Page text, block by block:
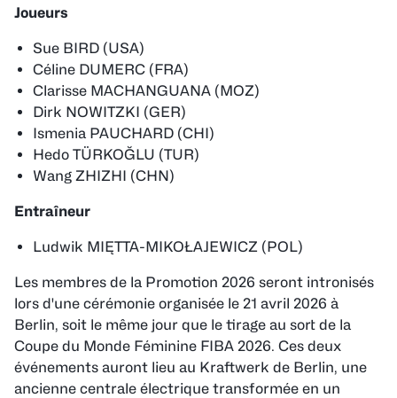
Joueurs
Sue BIRD (USA)
Céline DUMERC (FRA)
Clarisse MACHANGUANA (MOZ)
Dirk NOWITZKI (GER)
Ismenia PAUCHARD (CHI)
Hedo TÜRKOĞLU (TUR)
Wang ZHIZHI (CHN)
Entraîneur
Ludwik MIĘTTA-MIKOŁAJEWICZ (POL)
Les membres de la Promotion 2026 seront intronisés
lors d'une cérémonie organisée le 21 avril 2026 à
Berlin, soit le même jour que le tirage au sort de la
Coupe du Monde Féminine FIBA 2026. Ces deux
événements auront lieu au Kraftwerk de Berlin, une
ancienne centrale électrique transformée en un